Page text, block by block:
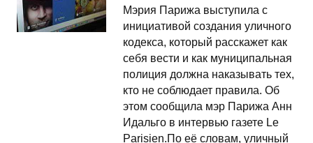
Мэрия Парижа выступила с
инициативой создания уличного
кодекса, который расскажет как
себя вести и как муниципальная
полиция должна наказывать тех,
кто не соблюдает правила. Об
этом сообщила мэр Парижа Анн
Идальго в интервью газете Lе
Parisien.По её словам, уличный